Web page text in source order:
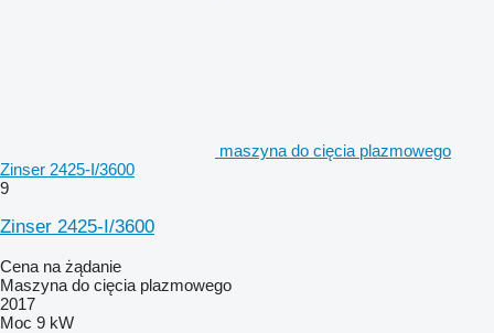
maszyna do cięcia plazmowego
Zinser 2425-I/3600
9
Zinser 2425-I/3600
Cena na żądanie
Maszyna do cięcia plazmowego
2017
Moc 9 kW